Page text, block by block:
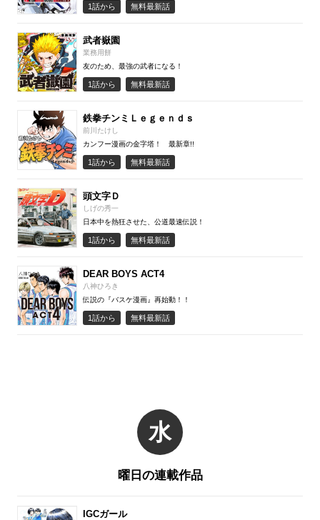
1話から 無料最新話
武者嶽園
業務用餅
友のため、最強の武者になる！
1話から 無料最新話
鉄拳チンミＬｅｇｅｎｄｓ
前川たけし
カンフー漫画の金字塔！ 最新章!!
1話から 無料最新話
頭文字Ｄ
しげの秀一
日本中を熱狂させた、公道最速伝説！
1話から 無料最新話
DEAR BOYS ACT4
八神ひろき
伝説の『バスケ漫画』再始動！！
1話から 無料最新話
水
曜日の連載作品
IGCガール